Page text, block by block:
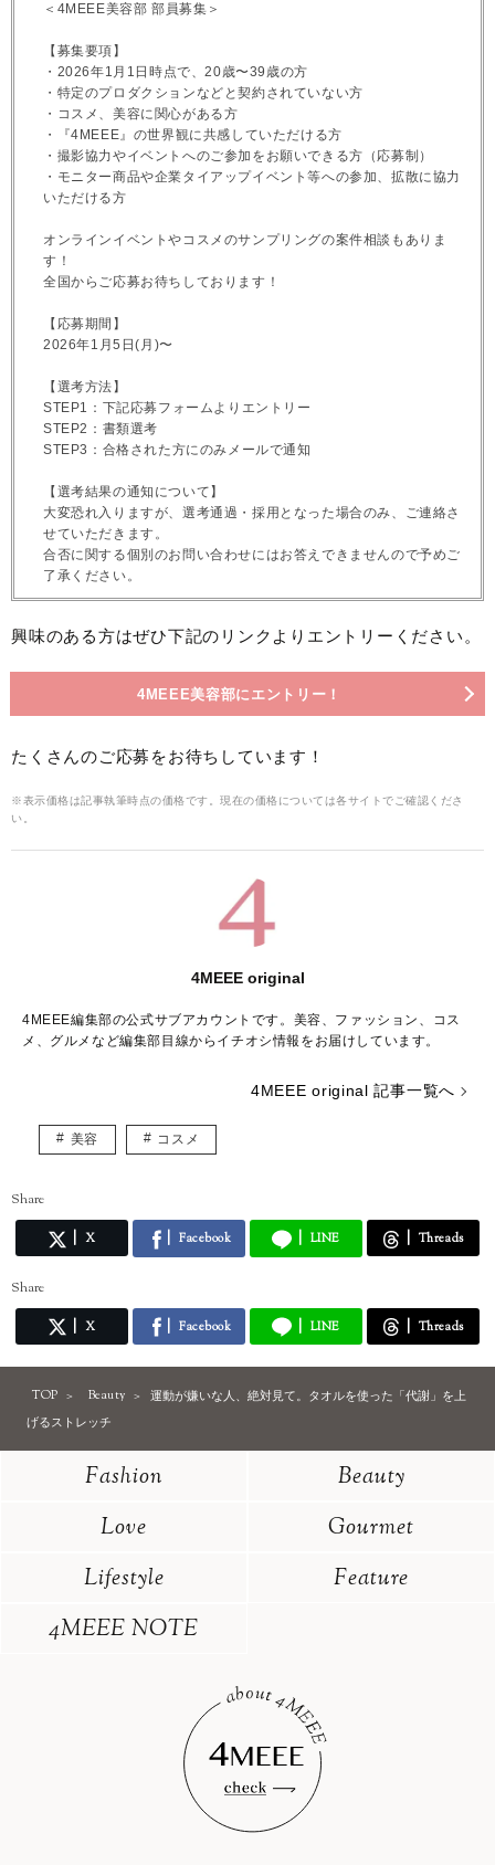
＜4MEEE美容部 部員募集＞
【募集要項】
・2026年1月1日時点で、20歳〜39歳の方
・特定のプロダクションなどと契約されていない方
・コスメ、美容に関心がある方
・『4MEEE』の世界観に共感していただける方
・撮影協力やイベントへのご参加をお願いできる方（応募制）
・モニター商品や企業タイアップイベント等への参加、拡散に協力
いただける方
オンラインイベントやコスメのサンプリングの案件相談もありま
す！
全国からご応募お待ちしております！
【応募期間】
2026年1月5日(月)〜
【選考方法】
STEP1：下記応募フォームよりエントリー
STEP2：書類選考
STEP3：合格された方にのみメールで通知
【選考結果の通知について】
大変恐れ入りますが、選考通過・採用となった場合のみ、ご連絡さ
せていただきます。
合否に関する個別のお問い合わせにはお答えできませんので予めご
了承ください。
興味のある方はぜひ下記のリンクよりエントリーください。
4MEEE美容部にエントリー！
たくさんのご応募をお待ちしています！
※表示価格は記事執筆時点の価格です。現在の価格については各サイトでご確認くださ
い。
4MEEE original
4MEEE編集部の公式サブアカウントです。美容、ファッション、コス
メ、グルメなど編集部目線からイチオシ情報をお届けしています。
4MEEE original 記事一覧へ
美容 コスメ
Share
X Facebook LINE Threads
Share
X Facebook LINE Threads
TOP Beauty
運動が嫌いな人、絶対見て。タオルを使った「代謝」を上
げるストレッチ
Fashion
Beauty
Love
Gourmet
Lifestyle
Feature
4MEEE NOTE